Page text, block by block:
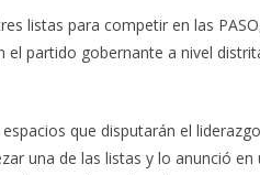
listas para competir en las
partido gobernante a nivel
que disputarán el
una de las listas y lo anunció